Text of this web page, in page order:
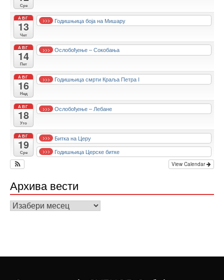
Сре
АВГ
13
Чет
>>> Годишњица боја на Мишару
АВГ
14
Пет
>>> Ослобођење – Сокобања
АВГ
16
Нед
>>> Годишњица смрти Краља Петра I
АВГ
18
Уто
>>> Ослобођење – Лебане
АВГ
19
Сре
>>> Битка на Церу
>>> Годишњица Церске битке
View Calendar
Архива вести
Архива